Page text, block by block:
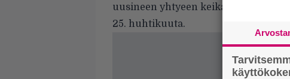
uusineen yhtyeen keikan liput
25. huhtikuuta.